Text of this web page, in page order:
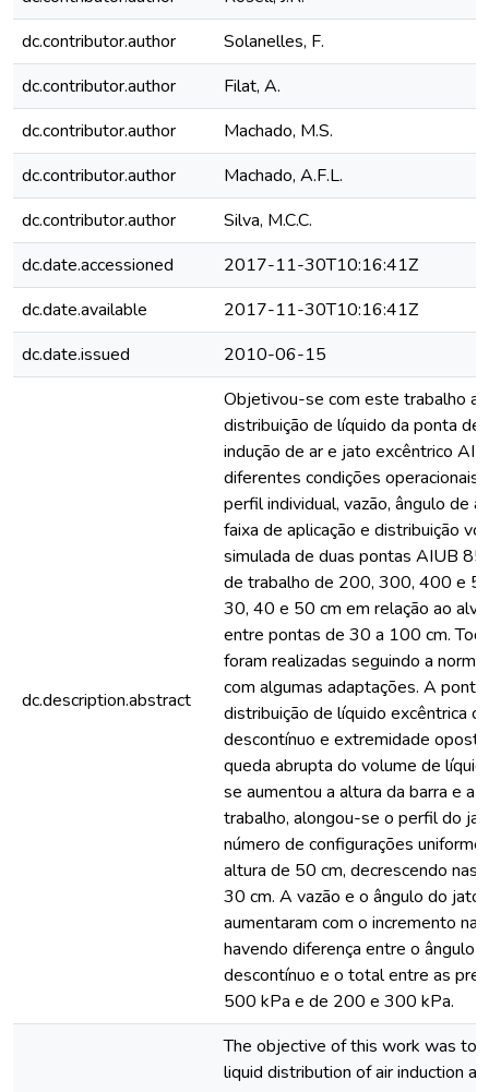
dc.contributor.author
Solanelles, F.
dc.contributor.author
Filat, A.
dc.contributor.author
Machado, M.S.
dc.contributor.author
Machado, A.F.L.
dc.contributor.author
Silva, M.C.C.
dc.date.accessioned
2017-11-30T10:16:41Z
dc.date.available
2017-11-30T10:16:41Z
dc.date.issued
2010-06-15
dc.description.abstract
Objetivou-se com este trabalho
distribuição de líquido da ponta de
indução de ar e jato excêntrico
diferentes condições operacionais.
perfil individual, vazão, ângulo de
faixa de aplicação e distribuição
simulada de duas pontas AIUB
de trabalho de 200, 300, 400 e
30, 40 e 50 cm em relação ao
entre pontas de 30 a 100 cm.
foram realizadas seguindo a
com algumas adaptações. A
distribuição de líquido excêntrica
descontínuo e extremidade
queda abrupta do volume de
se aumentou a altura da barra e a
trabalho, alongou-se o perfil do
número de configurações
altura de 50 cm, decrescendo nas
30 cm. A vazão e o ângulo do jato
aumentaram com o incremento na
havendo diferença entre o ângulo
descontínuo e o total entre as
500 kPa e de 200 e 300 kPa.
The objective of this work was to
liquid distribution of air induction